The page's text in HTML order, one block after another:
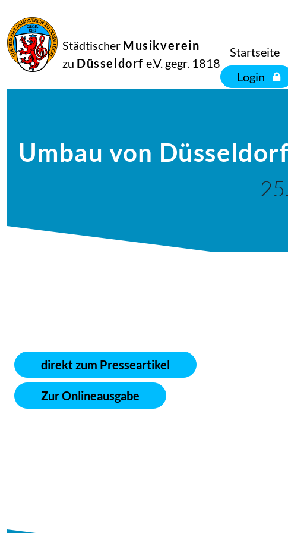
Städtischer Musikverein
zu Düsseldorf e.V. gegr. 1818
Startseite
Login
Umbau von
direkt zum Presseartikel
Zur Onlineausgabe